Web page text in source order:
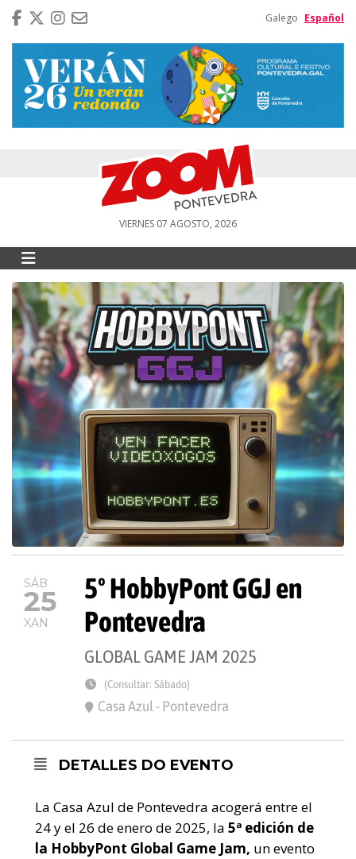
Galego Español
VIERNES 07 AGOSTO, 2026
SÁB
25
XAN
5º HobbyPont GGJ en
Pontevedra
GLOBAL GAME JAM 2025
(Consultar: Sábado)
Casa Azul - Pontevedra
DETALLES DO EVENTO
La Casa Azul de Pontevedra acogerá entre el
24 y el 26 de enero de 2025, la 5ª edición de
la HobbyPont Global Game Jam, un evento